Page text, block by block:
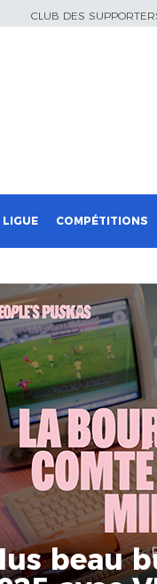
CLUB DES
LIGUE COMPÉTITIONS
beau